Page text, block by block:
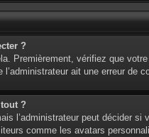
?
Premièrement, vérifiez que
ait une erreur de
?
l’administrateur peut décider
comme les avatars